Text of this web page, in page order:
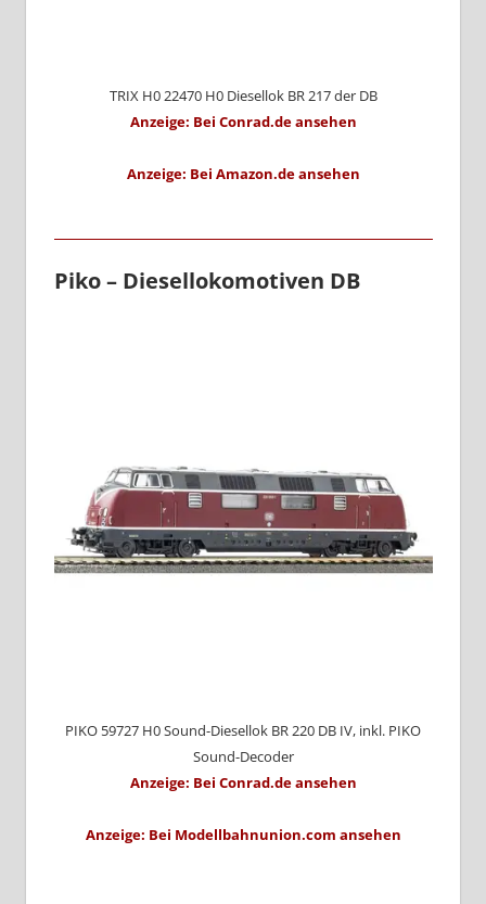
TRIX H0 22470 H0 Diesellok BR 217 der DB
Anzeige: Bei Conrad.de ansehen
Anzeige: Bei Amazon.de ansehen
Piko – Diesellokomotiven DB
PIKO 59727 H0 Sound-Diesellok BR 220 DB IV, inkl. PIKO
Sound-Decoder
Anzeige: Bei Conrad.de ansehen
Anzeige: Bei Modellbahnunion.com ansehen